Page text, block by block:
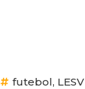
futebol, LESV